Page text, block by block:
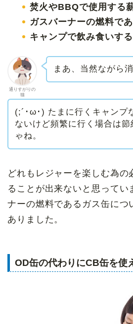
焚火やBBQで使用する
ガスバーナーの燃料で
キャンプで飲み食いす
通りすがりの
猫
まあ、当然ながら
(;´･ω･) たまに行くキャンプ
ないけど頻繁に行く場合は節
ゃね。
どれもレジャーを楽しむ為の
ることが出来ないと思ってい
ナーの燃料であるガス缶につ
ありました。
OD缶の代わりにCB缶を使